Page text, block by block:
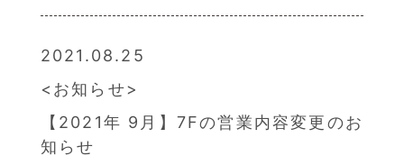
2021.08.25
お知らせ
【2021年 9月】7Fの営業内容変更のお
知らせ